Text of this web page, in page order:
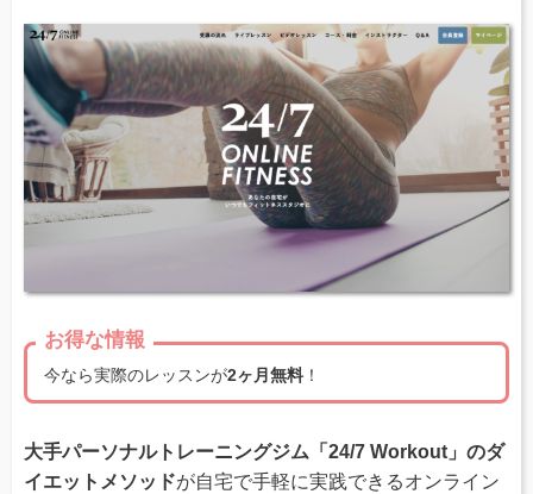
お得な情報
今なら実際のレッスンが2ヶ月無料 ！
大手パーソナルトレーニングジム「24/7 Workout」のダ
イエットメソッドが自宅で手軽に実践できるオンライン